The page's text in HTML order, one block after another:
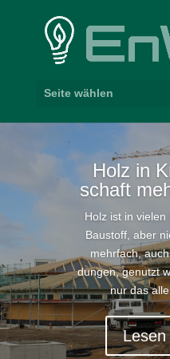
Seite wählen
Holz in
schaft
Holz ist in
Baustoff, aber
mehrfach,
dungen, genutzt
nur das